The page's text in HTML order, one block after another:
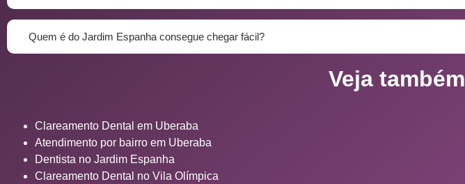
Quem é do Jardim Espanha consegue chegar fácil?
Veja também
Clareamento Dental em Uberaba
Atendimento por bairro em Uberaba
Dentista no Jardim Espanha
Clareamento Dental no Vila Olímpica